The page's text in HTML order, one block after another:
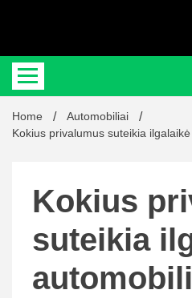
Home
Automobiliai
Kokius privalumus suteikia
Kokius
suteikia